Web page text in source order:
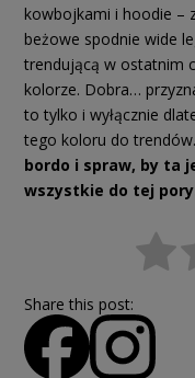
kowbojkami i hoodie –
beżowe spodnie wide
trendującą w ostatnim
kolorze. Dobra…
to tylko i wyłącznie
tego koloru do trendów.
bordo i spraw, by ta
wszystkie do tej
Share this post: